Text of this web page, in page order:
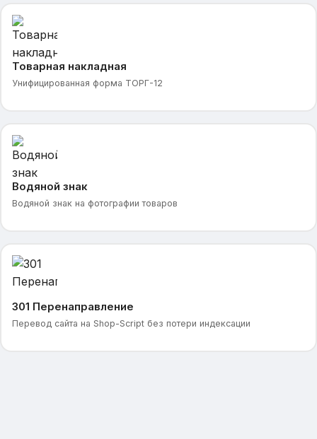
Товарная накладная
Унифицированная форма ТОРГ-12
Водяной знак
Водяной знак на фотографии товаров
301 Перенаправление
Перевод сайта на Shop-Script без потери индексации